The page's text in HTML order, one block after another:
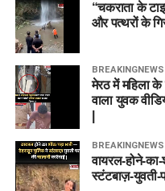
“चकराता के
और पत्थरों के
BREAKINGNEWS
मेरठ में महिला
वाला युवक
BREAKINGNEWS
वायरल-होने-
स्टंटबाज़-युवती-